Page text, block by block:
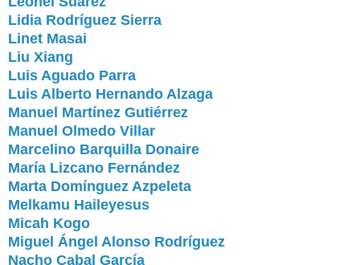
Lidia Rodríguez Sierra
Linet Masai
Liu Xiang
Luis Aguado Parra
Luis Alberto Hernando Alzaga
Manuel Martínez Gutiérrez
Manuel Olmedo Villar
Marcelino Barquilla Donaire
María Lizcano Fernández
Marta Domínguez Azpeleta
Melkamu Haileyesus
Micah Kogo
Miguel Ángel Alonso Rodríguez
Nacho Cabal García